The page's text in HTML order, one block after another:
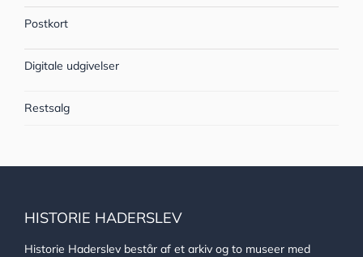
Postkort
Digitale udgivelser
Restsalg
HISTORIE HADERSLEV
Historie Haderslev består af et arkiv og to museer med